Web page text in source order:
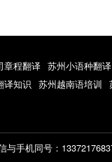
章程翻译 苏州小语种翻译
译知识 苏州越南语培训
与手机同号：